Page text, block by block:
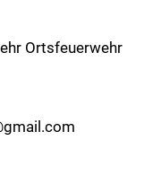
Ortsfeuerwehr